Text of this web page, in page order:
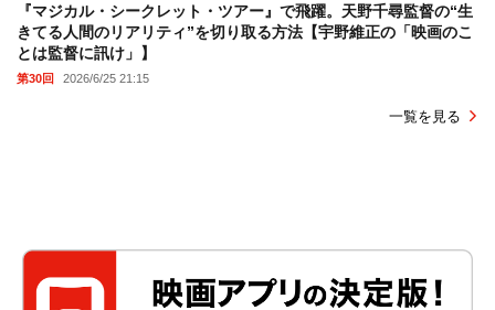
『マジカル・シークレット・ツアー』で飛躍。天野千尋監督の“生
きてる人間のリアリティ”を切り取る方法【宇野維正の「映画のこ
とは監督に訊け」】
第30回 2026/6/25 21:15
一覧を見る